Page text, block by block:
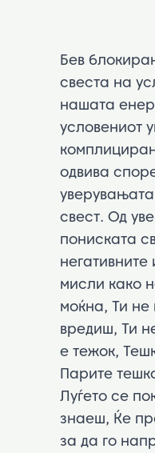
Бев
свеста на
нашата
условениот
одвива
свест. Од
пониската
негативните
мисли како
моќна, Ти
вредиш, Ти
е тежок,
Парите
Луѓето се
знаеш, Ќе
за да го